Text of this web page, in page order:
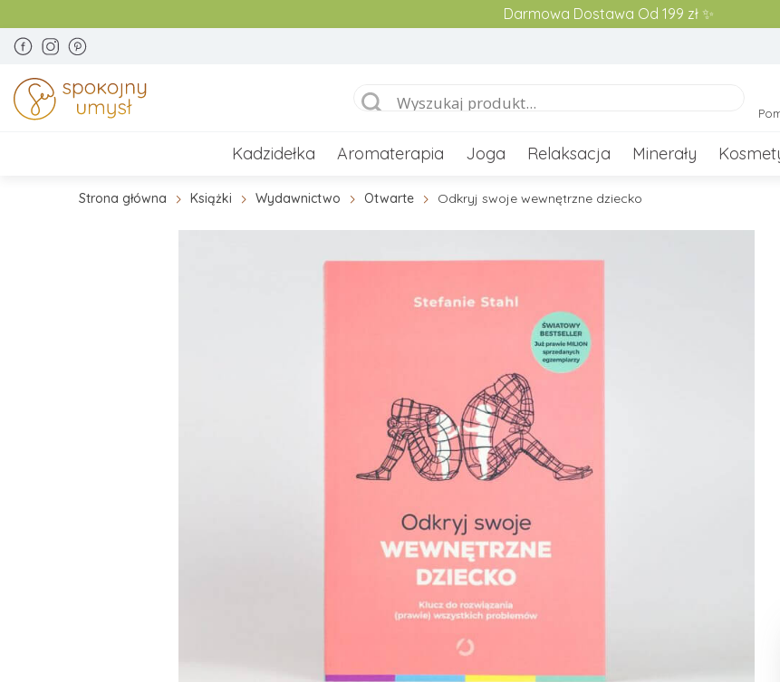
Darmowa Dostawa Od 199 zł ✨
Kadzidełka Aromaterapia Joga Relaksacja Minerały
Strona główna Książki Wydawnictwo Otwarte Odkryj swoje wewnętrzne dziecko